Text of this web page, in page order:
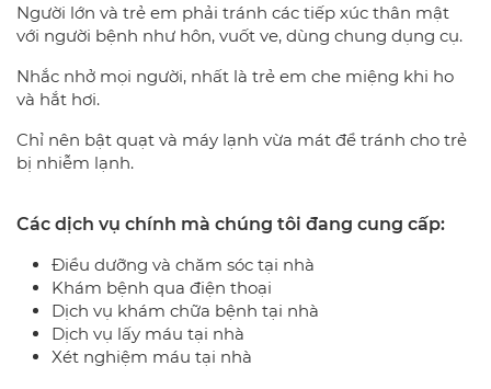
Người lớn và trẻ em phải tránh các tiếp xúc thân mật
với người bệnh như hôn, vuốt ve, dùng chung dụng cụ.
Nhắc nhở mọi người, nhất là trẻ em che miệng khi ho
và hắt hơi.
Chỉ nên bật quạt và máy lạnh vừa mát để tránh cho trẻ
bị nhiễm lạnh.
Các dịch vụ chính mà chúng tôi đang cung cấp:
Điều dưỡng và chăm sóc tại nhà
Khám bệnh qua điện thoại
Dịch vụ khám chữa bệnh tại nhà
Dịch vụ lấy máu tại nhà
Xét nghiệm máu tại nhà